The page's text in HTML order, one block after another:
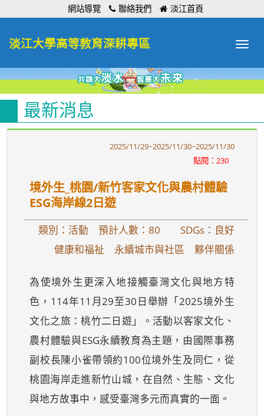
網站導覽 聯絡我們 淡江首頁
Toggle
淡江大學高等教育深耕專區
最新消息
2025/11/29~2025/11/30~2025/11/30
點閱：230
境外生_桃園/新竹客家文化與農村體驗
ESG海岸線2日遊
類別：活動 預計人數：80
SDGs：良好
健康和福祉 永續城市與社區 夥伴關係
為使境外生更深入地接觸臺灣文化與地方特
色，114年11月29至30日舉辦「2025境外生
文化之旅：桃竹二日遊」。活動以客家文化、
農村體驗與ESG永續教育為主題，由國際事務
副校長陳小雀帶領約100位境外生及同仁，從
桃園海岸走進新竹山城，在自然、生態、文化
與地方故事中，感受臺灣多元而真實的一面。